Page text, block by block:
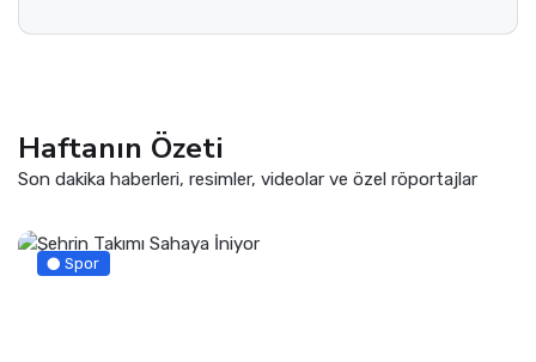
Haftanın Özeti
Son dakika haberleri, resimler, videolar ve özel röportajlar
Spor